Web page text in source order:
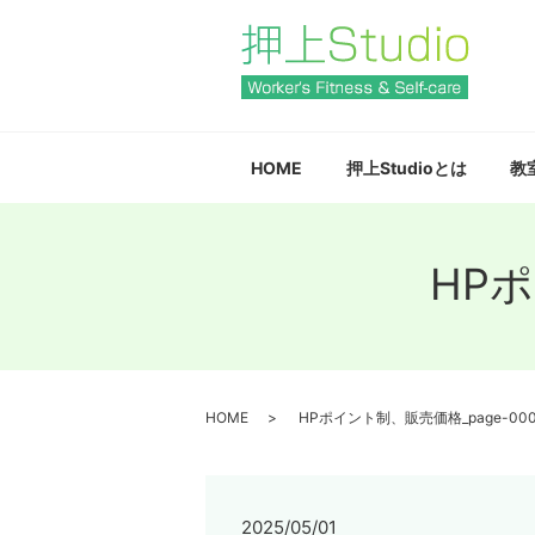
HOME 押上Studioとは 教
HP
HOME HPポイント制、販売価格_page-
2025/05/01